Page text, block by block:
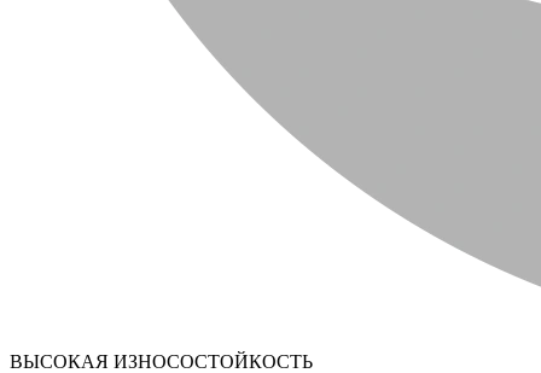
ВЫСОКАЯ ИЗНОСОСТОЙКОСТЬ